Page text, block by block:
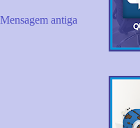
Mensagem antiga